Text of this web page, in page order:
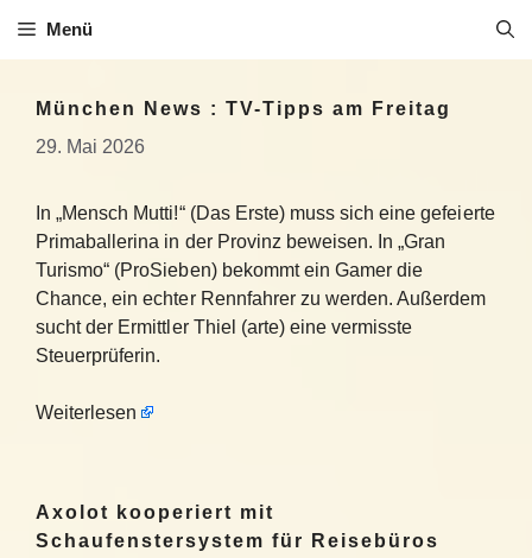
Inhalt
Menü
München News : TV-Tipps am Freitag
29. Mai 2026
In „Mensch Mutti!“ (Das Erste) muss sich eine gefeierte
Primaballerina in der Provinz beweisen. In „Gran
Turismo“ (ProSieben) bekommt ein Gamer die
Chance, ein echter Rennfahrer zu werden. Außerdem
sucht der Ermittler Thiel (arte) eine vermisste
Steuerprüferin.
Weiterlesen
Axolot kooperiert mit
Schaufenstersystem für Reisebüros